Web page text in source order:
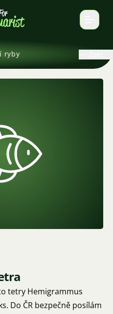
ryby
tetry Hemigrammus
Do ČR bezpečně posílám